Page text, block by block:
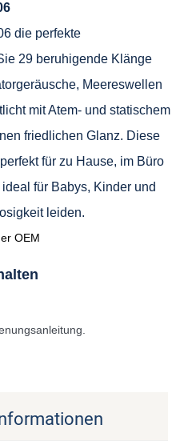
die perfekte
29 beruhigende Klänge
Meereswellen
mit Atem- und statischem
friedlichen Glanz. Diese
für zu Hause, im Büro
für Babys, Kinder und
leiden.
OEM